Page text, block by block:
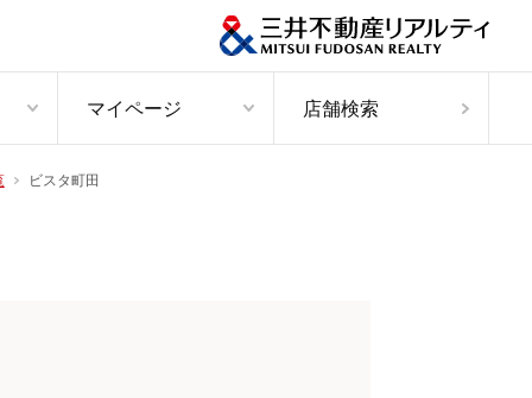
マイページ 店舗検索
ビスタ町田